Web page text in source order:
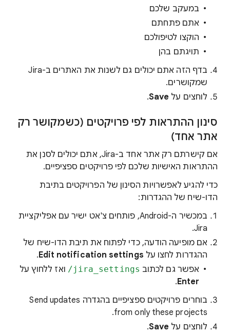
במעקב שלכם
אתם פתחתם
הוקצו לטיפולכם
תויגתם בהן
בדף הזה אתם יכולים גם לשנות את האתרים ב-Jira
שמקושרים.
לוחצים על Save
.
סינון ההתראות לפי פרויקטים (כשמקושר רק
אתר אחד)
אם קישרתם רק אתר אחד ב-Jira, אתם יכולים לסנן את
ההתראות האישיות שלכם לפי פרויקטים ספציפיים.
כדי להגיע לאפשרויות הסינון של הפרויקטים בתיבת
הדו-שיח של ההגדרות:
במכשיר ה-Android, פותחים צ'אט ישיר עם אפליקציית
Jira.
אם מופיעה הודעה, כדי לפתוח את תיבת הדו-שיח של
ההגדרות לחצו על Edit notification settings
.
אפשר גם לכתוב ‎/jira_settings ואז ללחוץ על
Enter
.
בוחרים פרויקטים ספציפיים בהגדרה Send updates
from only these projects.
לוחצים על Save
.